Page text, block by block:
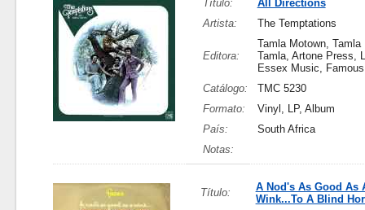
Título:
All Directions
Artista:
The Temptations
Editora:
Tamla Motown, Tamla
Tamla, Artone Press,
Essex Music,
Catálogo:
TMC 5230
Formato:
Vinyl, LP, Album
País:
South Africa
Notas:
Título:
A Nod's As Good As
Wink...To A Blind